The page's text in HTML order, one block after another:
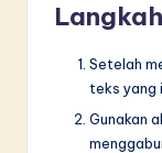
Setelah
teks yang
Gunakan